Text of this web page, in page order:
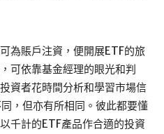
為賬戶注資，便開展ETF的旅
可依靠基金經理的眼光和判
資者花時間分析和學習市場信
，但亦有所相同。彼此都要懂
千計的ETF產品作合適的投資